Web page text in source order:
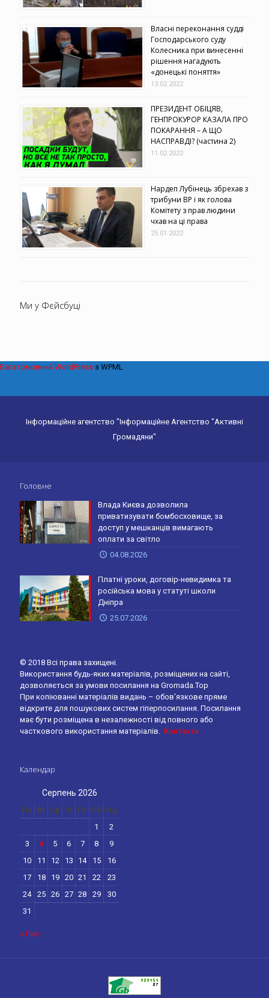
Власні переконання судді
Господарського суду
Колесника при винесенні
рішення нагадують
«донецькі поняття»
13.02.2022
ПРЕЗИДЕНТ ОБІЦЯВ,
ГЕНПРОКУРОР КАЗАЛА ПРО
ПОКАРАННЯ – А ЩО
НАСПРАВДІ? (частина 2)
11.02.2022
Нардеп Лубінець збрехав з
трибуни ВР і як голова
Комітету з прав людини
чхав на ці права
25.01.2022
Ми у Фєйсбуці
Інформаційне агентство "Інформаційне Агентство "Активні
Громадяни"
Головне
Влада Києва дозволила
приватизувати бомбосховище, за
доступ у мешканців вимагають
оплати за світло
04.08.2026
Платні уроки, договір-невидимка та
російська мова у статуті школи
Дніпра
25.07.2026
© 2018 Всі права захищені.
Використання будь-яких матеріалів, розміщених на сайті,
дозволяється за умови посилання на Gromada.Top
При копіюванні матеріалів видань – обов’язкове пряме
відкрите для пошукових систем гіперпосилання. Посилання
має бути розміщена в незалежності від повного або
часткового використання матеріалів. Контакти
Календар
Серпень 2026
Пн Вт Ср Чт Пт Сб Нд
1
2
3
4 5 6 7 8
9
10
11 12 13 14 15
16
17
18 19 20 21 22
23
24
25 26 27 28 29
30
31
« Лип
Багатомовний WordPress з WPML